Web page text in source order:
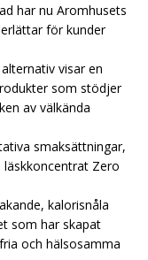
har nu Aromhusets
för kunder
visar en
som stödjer
av välkända
smaksättningar,
Zero
kalorisnåla
som har skapat
och hälsosamma